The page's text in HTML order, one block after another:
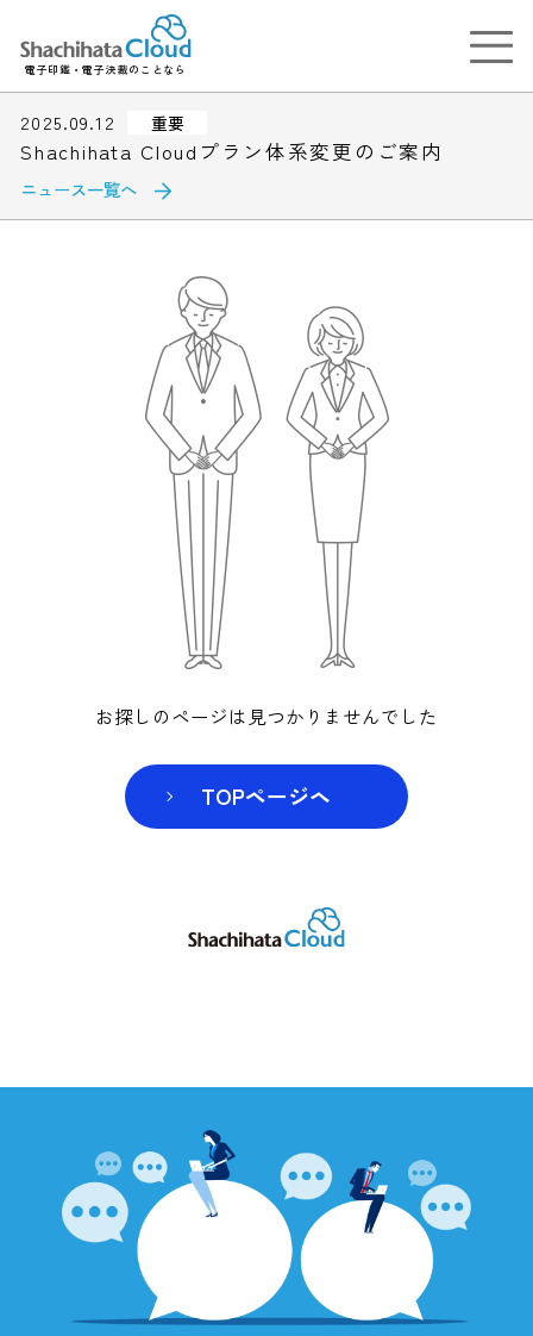
電子印鑑・電子決裁のことなら
2025.09.12 重要
Shachihata Cloudプラン体系変更のご案内
ニュース一覧へ
お探しのページは見つかりませんでした
TOPページヘ